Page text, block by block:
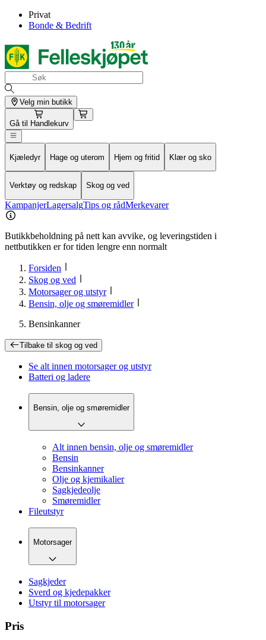
Privat
Bonde & Bedrift
Velg min butikk
Gå til Handlekurv
Kjæledyr Hage og uterom Hjem og fritid Klær og sko
Verktøy og redskap Skog og ved
KampanjerLagersalgTips og rådMerkevarer
Butikkbeholdning på nett kan avvike, og leveringstiden i
nettbutikken er for tiden lengre enn normalt
Forsiden
Skog og ved
Motorsager og utstyr
Bensin, olje og smøremidler
Bensinkanner
Tilbake til skog og ved
Se alt innen motorsager og utstyr
Batteri og ladere
Bensin, olje og smøremidler
Alt innen bensin, olje og smøremidler
Bensin
Bensinkanner
Olje og kjemikalier
Sagkjedeolje
Smøremidler
Fileutstyr
Motorsager
Sagkjeder
Sverd og kjedepakker
Utstyr til motorsager
Pris